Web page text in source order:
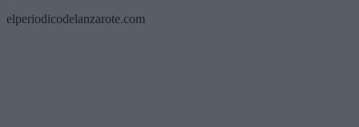
elperiodicodelanzarote.com